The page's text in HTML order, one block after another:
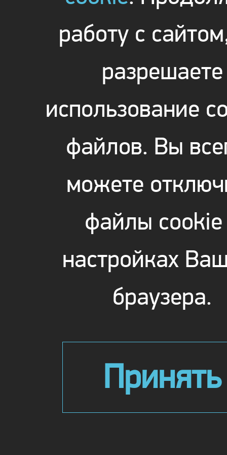
работу с
разрешаете
использование
файлов. Вы
можете
файлы cookie
настройках
браузера.
Принять